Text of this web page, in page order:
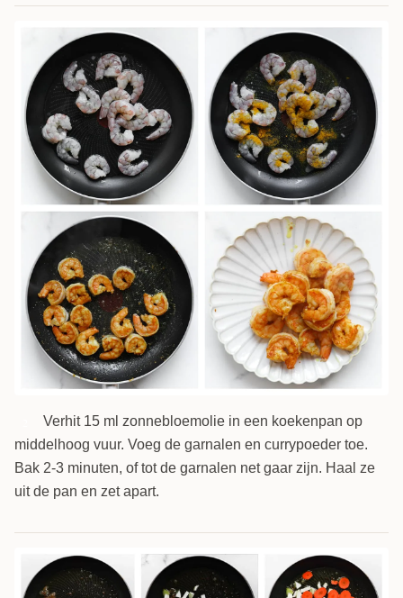
Verhit 15 ml zonnebloemolie in een koekenpan op
middelhoog vuur. Voeg de garnalen en currypoeder toe.
Bak 2-3 minuten, of tot de garnalen net gaar zijn. Haal ze
uit de pan en zet apart.